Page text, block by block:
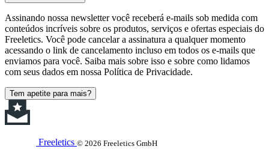
Assinando nossa newsletter você receberá e-mails sob medida com
conteúdos incríveis sobre os produtos, serviços e ofertas especiais do
Freeletics. Você pode cancelar a assinatura a qualquer momento
acessando o link de cancelamento incluso em todos os e-mails que
enviamos para você. Saiba mais sobre isso e sobre como lidamos
com seus dados em nossa Política de Privacidade.
Tem apetite para mais?
Freeletics © 2026 Freeletics GmbH